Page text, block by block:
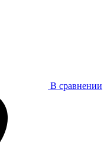
В сравнении